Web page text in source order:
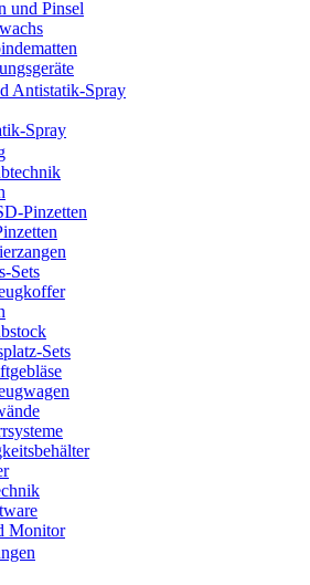
und Pinsel
Antistatik-Spray
Spray
Pinzetten
Sets
Sets
Monitor